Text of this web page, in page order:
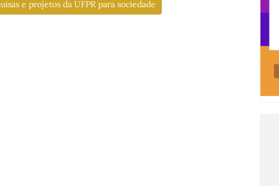
e projetos da UFPR para sociedade